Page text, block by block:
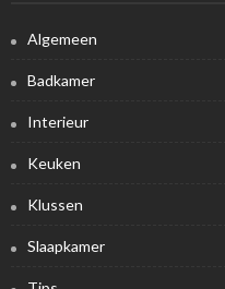
Algemeen
Badkamer
Interieur
Keuken
Klussen
Slaapkamer